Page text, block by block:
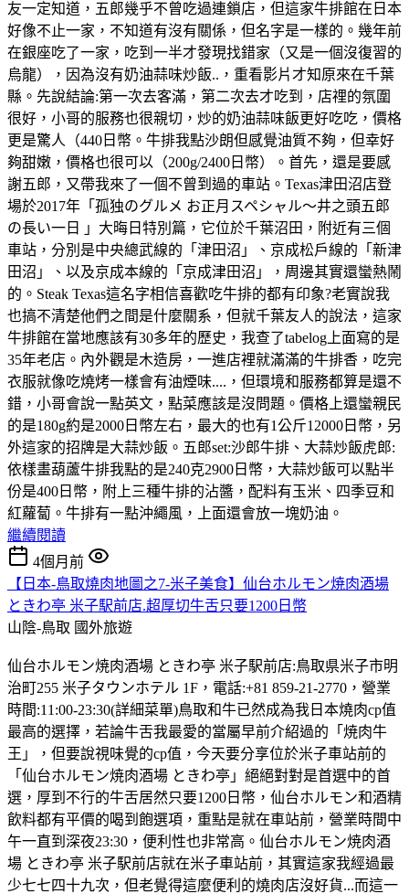
友一定知道，五郎幾乎不曾吃過連鎖店，但這家牛排館在日本
好像不止一家，不知道有沒有關係，但名字是一樣的。幾年前
在銀座吃了一家，吃到一半才發現找錯家（又是一個沒復習的
烏龍），因為沒有奶油蒜味炒飯..，重看影片才知原來在千葉
縣。先說結論:第一次去客滿，第二次去才吃到，店𥚃的氛圍
很好，小哥的服務也很親切，炒的奶油蒜味飯更好吃吃，價格
更是驚人（440日幣。牛排我點沙朗但感覺油質不夠，但幸好
夠甜嫩，價格也很可以（200g/2400日幣）。首先，還是要感
謝五郎，又帶我來了一個不曾到過的車站。Texas津田沼店登
場於2017年「孤独のグルメ お正月スペシャル～井之頭五郎
の長い一日 」大晦日特別篇，它位於千葉沼田，附近有三個
車站，分別是中央總武線的「津田沼」、京成松戶線的「新津
田沼」、以及京成本線的「京成津田沼」，周邊其實還蠻熱鬧
的。Steak Texas這名字相信喜歡吃牛排的都有印象?老實說我
也搞不清楚他們之間是什麼關系，但就千葉友人的說法，這家
牛排館在當地應該有30多年的歷史，我查了tabelog上面寫的是
35年老店。內外觀是木造房，一進店裡就滿滿的牛排香，吃完
衣服就像吃燒烤一樣會有油煙味....，但環境和服務都算是還不
錯，小哥會說一點英文，點菜應該是沒問題。價格上還蠻親民
的是180g約是2000日幣左右，最大的也有1公斤12000日幣，另
外這家的招牌是大蒜炒飯。五郎set:沙郎牛排、大蒜炒飯虎郎:
依樣畫葫蘆牛排我點的是240克2900日幣，大蒜炒飯可以點半
份是400日幣，附上三種牛排的沾醬，配料有玉米、四季豆和
紅蘿蔔。牛排有一點沖繩風，上面還會放一塊奶油。
繼續閱讀
4個月前
【日本-鳥取燒肉地圖之7-米子美食】仙台ホルモン焼肉酒場
ときわ亭 米子駅前店.超厚切牛舌只要1200日幣
山陰-鳥取 國外旅遊
仙台ホルモン焼肉酒場 ときわ亭 米子駅前店:鳥取県米子市明
治町255 米子タウンホテル 1F，電話:+81 859-21-2770，營業
時間:11:00-23:30(詳細菜單)鳥取和牛已然成為我日本燒肉cp值
最高的選擇，若論牛舌我最愛的當屬早前介紹過的「焼肉牛
王」，但要說視味覺的cp值，今天要分享位於米子車站前的
「仙台ホルモン焼肉酒場 ときわ亭」絕絕對對是首選中的首
選，厚到不行的牛舌居然只要1200日幣，仙台ホルモン和酒精
飲料都有平價的喝到飽選項，重點是就在車站前，營業時間中
午一直到深夜23:30，便利性也非常高。仙台ホルモン焼肉酒
場 ときわ亭 米子駅前店就在米子車站前，其實這家我經過最
少七七四十九次，但老覺得這麼便利的燒肉店沒好貨...而這一